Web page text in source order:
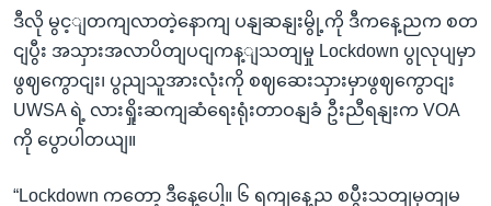
ဒီလို မွင့ျတကျလာတဲ့နောကျ ပနျဆနျးမွို့ကို ဒီကနေ့ညက စတ
ငျပွီး အသှားအလာပိတျပငျကန့ျသတျမှု Lockdown ပွုလုပျမှာ
ဖွဈကွောငျး၊ ပွညျသူအားလုံးကို စဈဆေးသှားမှာဖွဈကွောငျး
UWSA ရဲ့ လားရှိုးဆကျဆံရေးရုံးတာဝနျခံ ဦးညီရနျးက VOA
ကို ပွောပါတယျ။
“Lockdown ကတော့ ဒီနေ့ပေါ့။ ၆ ရကျနေ့ည စပွီးသတျမှတျမ